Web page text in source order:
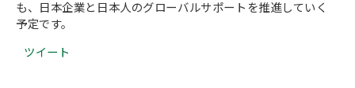
も、日本企業と日本人のグローバルサポートを推進していく
予定です。
ツイート